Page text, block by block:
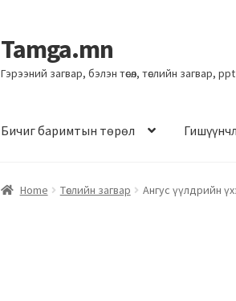
Tamga.mn
Гэрээний загвар, бэлэн төсөл, төслийн загвар,
Бичиг баримтын төрөл
Home Төслийн загвар Ангус үүлдрийн